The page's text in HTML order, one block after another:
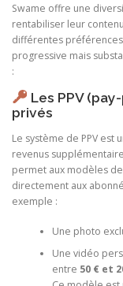
Swame offre une
rentabiliser leur
différentes
progressive mais
:
Les PPV
privés
Le système de PPV
revenus
permet aux modèles
directement aux
exemple :
Une photo
Une vidéo
entre 50 € et